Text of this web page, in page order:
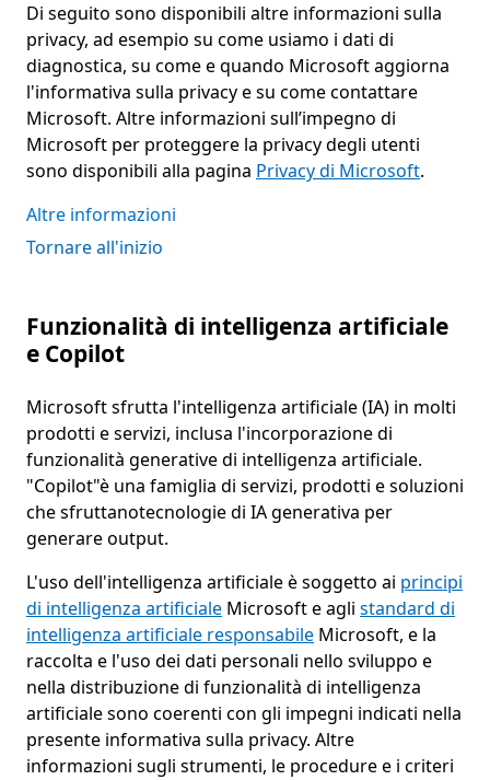
Di seguito sono disponibili altre informazioni sulla
privacy, ad esempio su come usiamo i dati di
diagnostica, su come e quando Microsoft aggiorna
l'informativa sulla privacy e su come contattare
Microsoft. Altre informazioni sull’impegno di
Microsoft per proteggere la privacy degli utenti
sono disponibili alla pagina Privacy di Microsoft.
Altre informazioni
Tornare all'inizio
Funzionalità di intelligenza artificiale
e Copilot
Microsoft sfrutta l'intelligenza artificiale (IA) in molti
prodotti e servizi, inclusa l'incorporazione di
funzionalità generative di intelligenza artificiale.
"Copilot"è una famiglia di servizi, prodotti e soluzioni
che sfruttanotecnologie di IA generativa per
generare output.
L'uso dell'intelligenza artificiale è soggetto ai principi
di intelligenza artificiale Microsoft e agli standard di
intelligenza artificiale responsabile Microsoft, e la
raccolta e l'uso dei dati personali nello sviluppo e
nella distribuzione di funzionalità di intelligenza
artificiale sono coerenti con gli impegni indicati nella
presente informativa sulla privacy. Altre
informazioni sugli strumenti, le procedure e i criteri